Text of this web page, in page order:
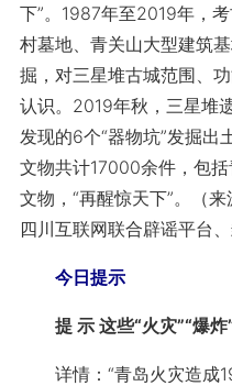
下”。1987年至2019年，
村墓地、青关山大型建筑
掘，对三星堆古城范围、
认识。2019年秋，三星堆
发现的6个“器物坑”发掘出
文物共计17000余件，包
文物，“再醒惊天下”。（
四川互联网联合辟谣平台、
今日提示
提 示 这些“火灾”“爆
详情：“青岛火灾造成